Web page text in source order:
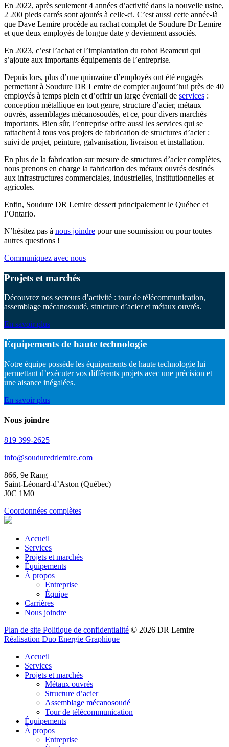
En 2022, après seulement 4 années d’activité dans la nouvelle usine,
2 200 pieds carrés sont ajoutés à celle-ci. C’est aussi cette année-là
que Dave Lemire procède au rachat complet de Soudure Dr Lemire
et que deux employés de longue date y deviennent associés.
En 2023, c’est l’achat et l’implantation du robot Beamcut qui
s’ajoute aux importants équipements de l’entreprise.
Depuis lors, plus d’une quinzaine d’employés ont été engagés
permettant à Soudure DR Lemire de compter aujourd’hui près de 40
employés à temps plein et d’offrir un large éventail de services :
conception métallique en tout genre, structure d’acier, métaux
ouvrés, assemblages mécanosoudés, et ce, pour divers marchés
importants. Bien sûr, l’entreprise offre aussi les services qui se
rattachent à tous vos projets de fabrication de structures d’acier :
suivi de projet, peinture, galvanisation, livraison et installation.
En plus de la fabrication sur mesure de structures d’acier complètes,
nous prenons en charge la fabrication des métaux ouvrés destinés
aux infrastructures commerciales, industrielles, institutionnelles et
agricoles.
Enfin, Soudure DR Lemire dessert principalement le Québec et
l’Ontario.
N’hésitez pas à nous joindre pour une soumission ou pour toutes
autres questions !
Communiquez avec nous
Projets et marchés
Découvrez nos secteurs d’activité : tour de télécommunication,
assemblage mécanosoudé, structure d’acier et métaux ouvrés.
En savoir plus
Équipements de haute technologie
Notre équipe possède les équipements de haute technologie lui
permettant d’exécuter vos différents projets avec une précision et
une aisance inégalées.
En savoir plus
Nous joindre
819 399-2625
info@souduredrlemire.com
866, 9e Rang
Saint-Léonard-d’Aston (Québec)
J0C 1M0
Coordonnées complètes
Accueil
Services
Projets et marchés
Équipements
À propos
Entreprise
Équipe
Carrières
Nous joindre
Plan de site Politique de confidentialité © 2026 DR Lemire
Réalisation Duo Energie Graphique
Accueil
Services
Projets et marchés
Métaux ouvrés
Structure d’acier
Assemblage mécanosoudé
Tour de télécommunication
Équipements
À propos
Entreprise